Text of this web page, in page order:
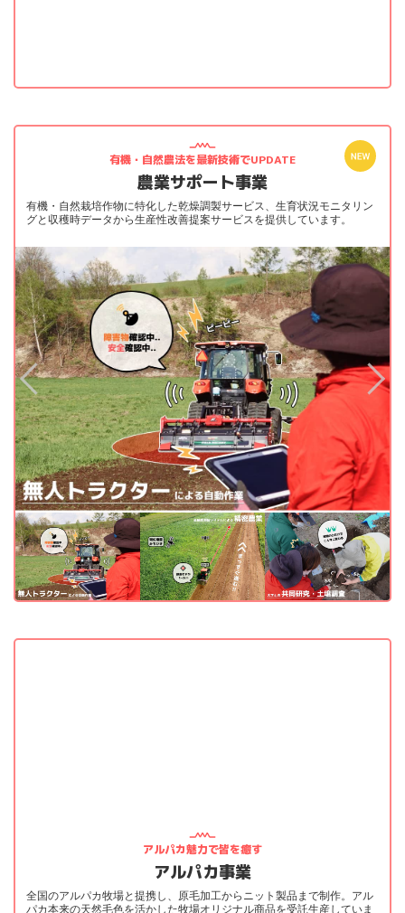
有機・自然農法を最新技術でUPDATE
農業サポート事業
有機・自然栽培作物に特化した乾燥調製サービス、生育状況モニタリン
グと収穫時データから生産性改善提案サービスを提供しています。
アルパカ魅力で皆を癒す
アルパカ事業
全国のアルパカ牧場と提携し、原毛加工からニット製品まで制作。アル
パカ本来の天然毛色を活かした牧場オリジナル商品を受託生産していま